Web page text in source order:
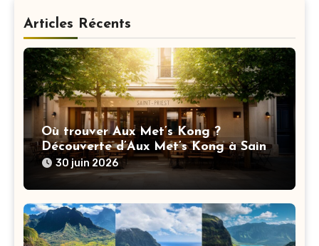
Articles Récents
Où trouver Aux Met’s Kong ?
Découverte d’Aux Met’s Kong à Saint-
Priest et itinéraire
30 juin 2026